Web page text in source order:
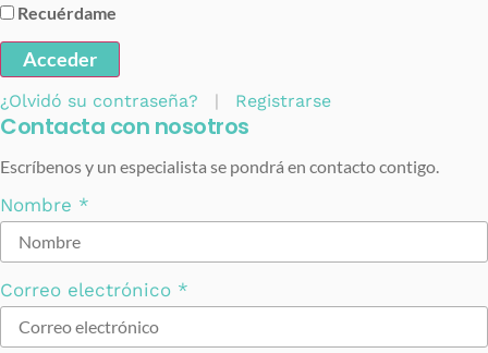
Recuérdame
Acceder
¿Olvidó su contraseña? | Registrarse
Contacta con nosotros
Escríbenos y un especialista se pondrá en contacto contigo.
Nombre *
Correo electrónico *